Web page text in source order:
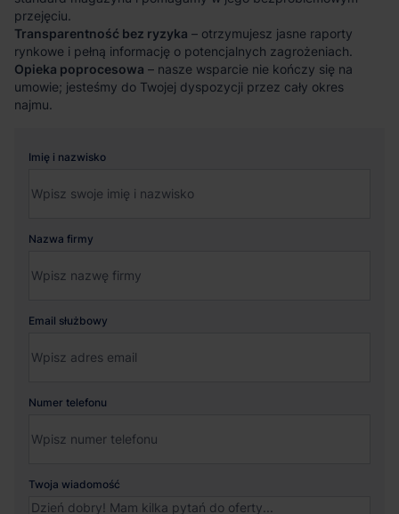
przejęciu.
Transparentność bez ryzyka – otrzymujesz jasne raporty
rynkowe i pełną informację o potencjalnych zagrożeniach.
Opieka poprocesowa – nasze wsparcie nie kończy się na
umowie; jesteśmy do Twojej dyspozycji przez cały okres
najmu.
Imię i nazwisko
Nazwa firmy
Email służbowy
Numer telefonu
Twoja wiadomość